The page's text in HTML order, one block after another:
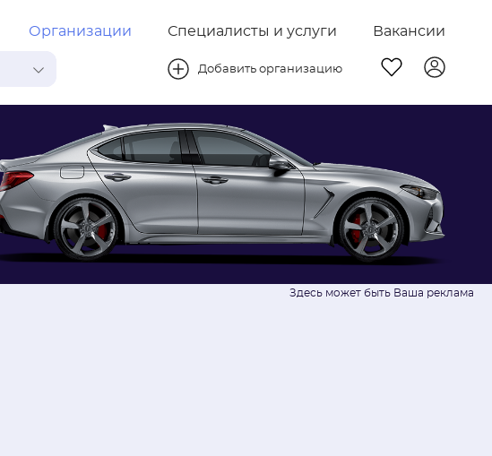
Организации Специалисты и услуги Вакансии
Добавить организацию